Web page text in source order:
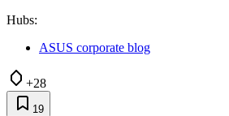
Hubs:
ASUS corporate blog
+28
19